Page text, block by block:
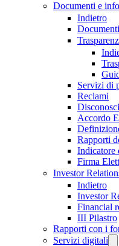
Documenti e
Indietro
Servizi di
Reclami
Accordo
Rapporti
Indicatore
Firma
Investor
Indietro
Investor
Financial
III Pilastro
Rapporti con i
Servizi digitali